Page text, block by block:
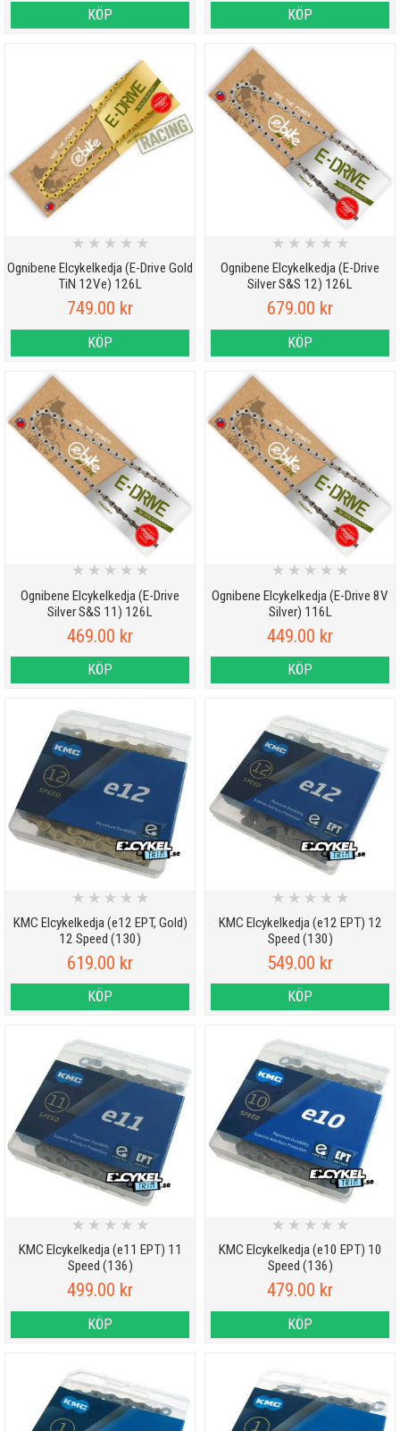
KÖP KÖP
Ognibene Elcykelkedja (E-Drive Gold
TiN 12Ve) 126L
★ ★ ★ ★ ★
749.00 kr
KÖP
Ognibene Elcykelkedja (E-Drive
Silver S&S 12) 126L
★ ★ ★ ★ ★
679.00 kr
KÖP
Ognibene Elcykelkedja (E-Drive
Silver S&S 11) 126L
★ ★ ★ ★ ★
469.00 kr
KÖP
Ognibene Elcykelkedja (E-Drive 8V
Silver) 116L
★ ★ ★ ★ ★
449.00 kr
KÖP
KMC Elcykelkedja (e12 EPT, Gold)
12 Speed (130)
★ ★ ★ ★ ★
619.00 kr
KÖP
KMC Elcykelkedja (e12 EPT) 12
Speed (130)
★ ★ ★ ★ ★
549.00 kr
KÖP
KMC Elcykelkedja (e11 EPT) 11
Speed (136)
★ ★ ★ ★ ★
499.00 kr
KÖP
KMC Elcykelkedja (e10 EPT) 10
Speed (136)
★ ★ ★ ★ ★
479.00 kr
KÖP